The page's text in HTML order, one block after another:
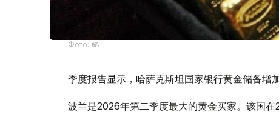
Фото: ӨзА
季度报告显示，哈萨克斯坦国家银行黄金储备增加
波兰是2026年第二季度最大的黄金买家。该国在